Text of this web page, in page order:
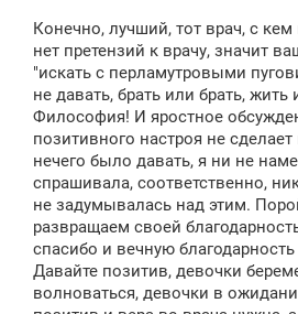
б
щ
н
и
Конечно, лучший, тот врач, с
нет претензий к врачу, значит
"искать с перламутровыми
не давать, брать или брать, жить
Философия! И яростное
позитивного настроя не
нечего было давать, я ни не
спрашивала, соответственно,
не задумывалась над этим.
развращаем своей
спасибо и вечную
Давайте позитив, девочки
волноваться, девочки в